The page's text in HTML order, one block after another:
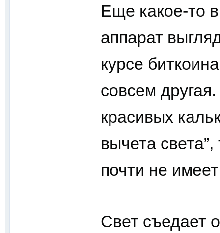
Еще какое-то
аппарат
курсе
совсем
красивых
вычета
почти не
Свет съедает